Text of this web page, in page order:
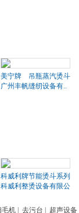
美宁牌 吊瓶蒸汽烫斗
广州丰帆缝纫设备有..
科威利牌节能烫斗系列
科威利整烫设备有限公司
毛机 去污台 超声设备